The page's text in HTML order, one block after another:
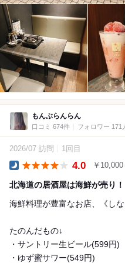
もんぶらんらん
口コミ 674件 フォロワー 171
2026/07 訪問 1回目
4.0 ￥
北海道の居酒屋は海鮮が売り！
海鮮料理が豊富なお店、《し
たのんだもの↓
・サントリー生ビール(599円)
・ゆず蜜サワー(549円)